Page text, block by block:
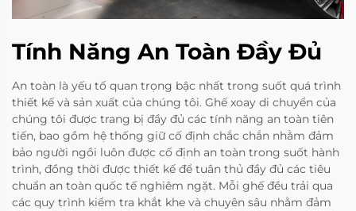
Tính Năng An Toàn Đầy Đủ
An toàn là yếu tố quan trọng bậc nhất trong suốt quá trình
thiết kế và sản xuất của chúng tôi. Ghế xoay di chuyển của
chúng tôi được trang bị đầy đủ các tính năng an toàn tiên
tiến, bao gồm hệ thống giữ cố định chắc chắn nhằm đảm
bảo người ngồi luôn được cố định an toàn trong suốt hành
trình, đồng thời được thiết kế để tuân thủ đầy đủ các tiêu
chuẩn an toàn quốc tế nghiêm ngặt. Mỗi ghế đều trải qua
các quy trình kiểm tra khắt khe và chuyên sâu nhằm đảm